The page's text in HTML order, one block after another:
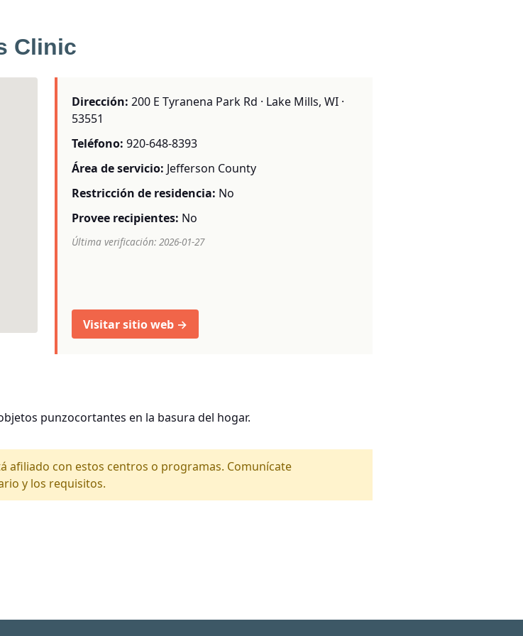
Clinic
Dirección: 200 E Tyranena Park Rd · Lake Mills, WI ·
53551
Teléfono: 920-648-8393
Área de servicio: Jefferson County
Restricción de residencia: No
Provee recipientes: No
Última verificación: 2026-01-27
Visitar sitio web →
punzocortantes en la basura del hogar.
afiliado con estos centros o programas. Comunícate
y los requisitos.